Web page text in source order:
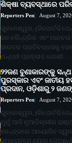
ଶିକ୍ଷା ବ୍ୟବସ୍ଥାରେ
Reporters Pen August 7,
ଭୁବନେଶ୍ୱର, (ରିପୋର୍ଟର୍ସ
ଜନ କୈନ୍ଦ୍ରିକ ଏବଂ
ଭାରତର ପ୍ରତିବଦ୍ଧତାକୁ
ମନ୍ତ୍ରୀ ପ୍ରହ୍ଲାଦ ଯୋଶୀ…
୨୨ଜଣ ବୁଣାକାରଙ୍କୁ
ପୁରସ୍କାର ଏବଂ ଜାତୀୟ
ପ୍ରଦାନ, ଓଡ଼ିଶାରୁ ୨
Reporters Pen August 7,
ଭୁବନେଶ୍ୱର, (ରିପୋର୍ଟର୍ସ
ମୁର୍ମୁ ଆଜି ନୂଆଦିଲ୍ଲୀର
କେନ୍ଦ୍ରରେ ଆୟୋଜିତ
ସମାରୋହରେ ଯୋଗ